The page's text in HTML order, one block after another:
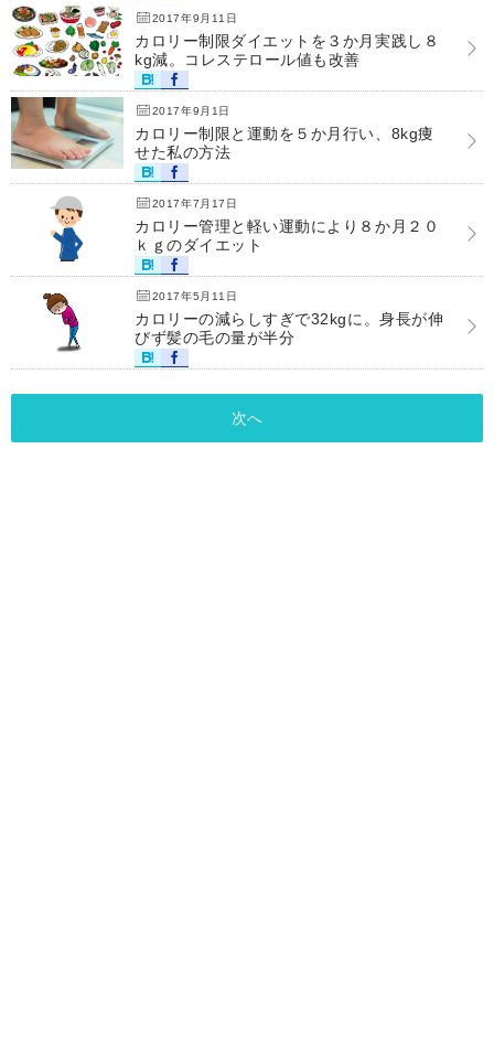
2017年9月11日
カロリー制限ダイエットを３か月実践し８
kg減。コレステロール値も改善
2017年9月1日
カロリー制限と運動を５か月行い、8kg痩
せた私の方法
2017年7月17日
カロリー管理と軽い運動により８か月２０
ｋｇのダイエット
2017年5月11日
カロリーの減らしすぎで32kgに。身長が伸
びず髪の毛の量が半分
次へ